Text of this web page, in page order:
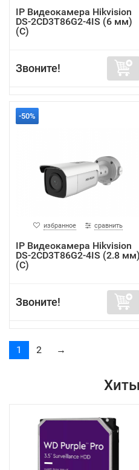
IP Видеокамера Hikvision
DS-2CD3T86G2-4IS (6 мм)
(C)
Звоните!
-50%
избранное сравнить
IP Видеокамера Hikvision
DS-2CD3T86G2-4IS (2.8 мм)
(C)
Звоните!
1 2 →